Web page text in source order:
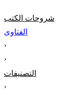
شروحات الكتب
الفتاوى
‹
‹
التصنيفات
‹